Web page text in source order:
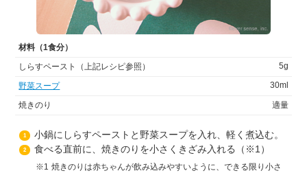
材料（1食分）
しらすペースト（上記レシピ参照）
5g
野菜スープ 30ml
焼きのり 適量
1 小鍋にしらすペーストと野菜スープを入れ、軽く煮込む。
2 食べる直前に、焼きのりを小さくきざみ入れる（※1）
1 焼きのりは赤ちゃんが飲み込みやすいように、できる限り小さ